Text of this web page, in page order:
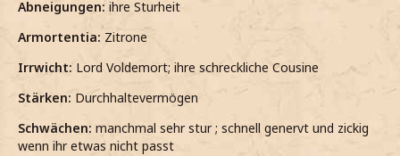
Abneigungen: ihre Sturheit
Armortentia: Zitrone
Irrwicht: Lord Voldemort; ihre schreckliche Cousine
Stärken: Durchhaltevermögen
Schwächen: manchmal sehr stur ; schnell genervt und zickig
wenn ihr etwas nicht passt